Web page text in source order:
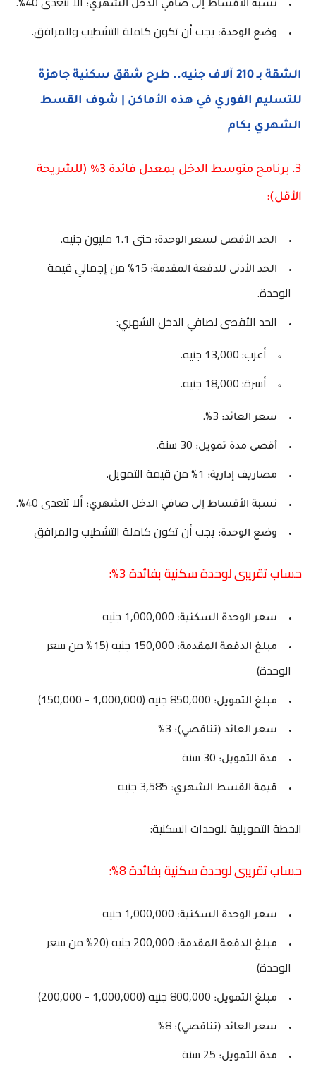
نسبة الأقساط إلى صافي الدخل الشهري:
وضع الوحدة: يجب أن تكون كاملة التشطيب والمرافق.
الشقة بـ 210 آلاف جنيه.. طرح شقق سكنية جاهزة
للتسليم الفوري في هذه الأماكن | شوف القسط
الشهري بكام
3. برنامج متوسط الدخل بمعدل فائدة 3% (للشريحة
الأقل):
الحد الأقصى لسعر الوحدة: حتى 1.1 مليون جنيه.
الحد الأدنى للدفعة المقدمة:
15% من إجمالي قيمة
الوحدة.
الحد الأقصى لصافي الدخل الشهري:
أعزب: 13,000 جنيه.
أسرة: 18,000 جنيه.
سعر العائد:
أقصى مدة تمويل:
مصاريف إدارية:
نسبة الأقساط إلى صافي الدخل الشهري: ألا تتعدى 40%.
وضع الوحدة: يجب أن تكون كاملة التشطيب والمرافق
حساب تقريبى لوحدة سكنية بفائدة 3%:
سعر الوحدة السكنية:
مبلغ الدفعة المقدمة:
150,000 جنيه (15% من سعر
الوحدة)
مبلغ التمويل:
سعر العائد (تناقصي):
مدة التمويل:
قيمة القسط الشهري:
الخطة التمويلية للوحدات السكنية:
حساب تقريبى لوحدة سكنية بفائدة 8%:
سعر الوحدة السكنية:
مبلغ الدفعة المقدمة:
200,000 جنيه (20% من سعر
الوحدة)
مبلغ التمويل:
سعر العائد (تناقصي):
مدة التمويل: